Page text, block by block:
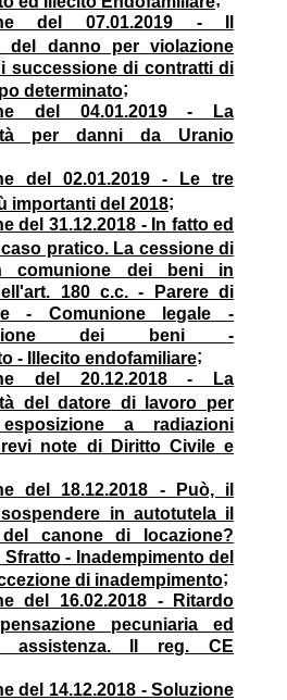
del 07.01.2019 - Il
del danno per violazione
successione di contratti di
determinato;
del 04.01.2019 - La
per danni da Uranio
del 02.01.2019 - Le tre
importanti del 2018;
del 31.12.2018 - In fatto ed
pratico. La cessione di
comunione dei beni in
180 c.c. - Parere di
- Comunione legale -
dei beni -
- Illecito endofamiliare;
del 20.12.2018 - La
del datore di lavoro per
a radiazioni
note di Diritto Civile e
del 18.12.2018 - Può, il
in autotutela il
del canone di locazione?
- Inadempimento del
di inadempimento;
del 16.02.2018 - Ritardo
pecuniaria ed
assistenza. Il reg. CE
del 14.12.2018 - Soluzione